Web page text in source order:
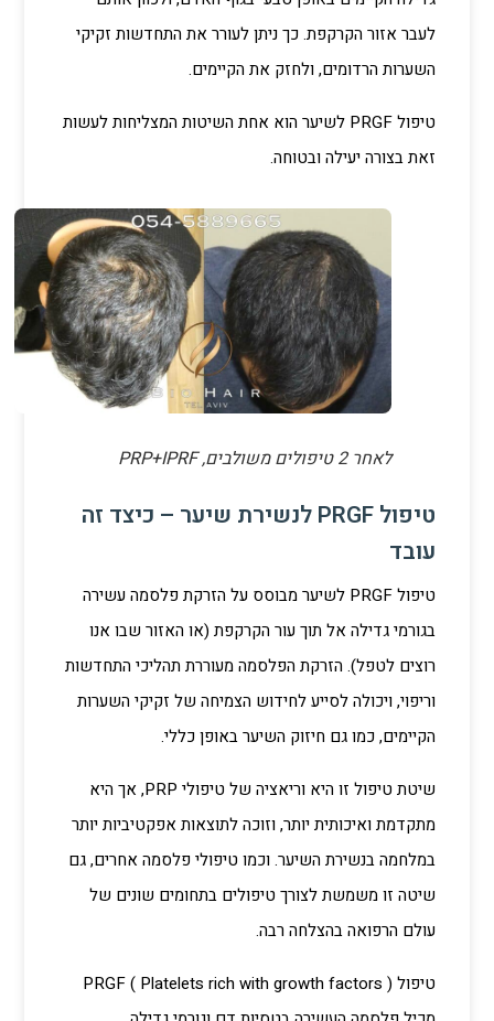
לעבר אזור הקרקפת. כך ניתן לעורר את התחדשות זקיקי
השערות הרדומים, ולחזק את הקיימים.
טיפול PRGF לשיער הוא אחת השיטות המצליחות לעשות
זאת בצורה יעילה ובטוחה.
לאחר 2 טיפולים משולבים, PRP+IPRF
טיפול PRGF לנשירת שיער – כיצד זה
עובד
טיפול PRGF לשיער מבוסס על הזרקת פלסמה עשירה
בגורמי גדילה אל תוך עור הקרקפת (או האזור שבו אנו
רוצים לטפל). הזרקת הפלסמה מעוררת תהליכי התחדשות
וריפוי, ויכולה לסייע לחידוש הצמיחה של זקיקי השערות
הקיימים, כמו גם חיזוק השיער באופן כללי.
שיטת טיפול זו היא וריאציה של טיפולי PRP, אך היא
מתקדמת ואיכותית יותר, וזוכה לתוצאות אפקטיביות יותר
במלחמה בנשירת השיער. וכמו טיפולי פלסמה אחרים, גם
שיטה זו משמשת לצורך טיפולים בתחומים שונים של
עולם הרפואה בהצלחה רבה.
טיפול PRGF ( Platelets rich with growth factors )